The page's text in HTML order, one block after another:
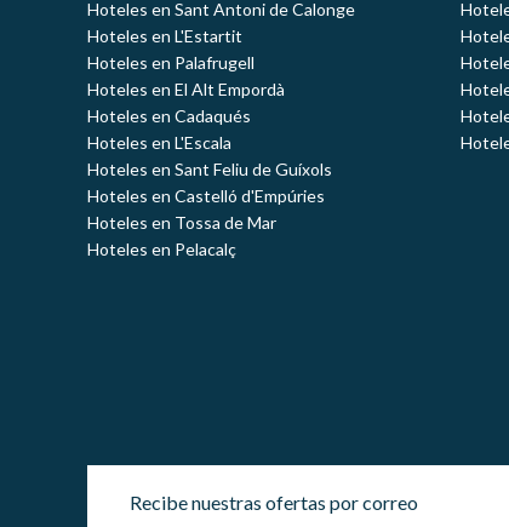
Hoteles en Sant Antoni de Calonge
Hoteles en L'Estartit
Hoteles en Palafrugell
Hoteles en El Alt Empordà
Hoteles en Cadaqués
Hoteles en L'Escala
Hoteles en Sant Feliu de Guíxols
Hoteles en Castelló d'Empúries
Hoteles en Tossa de Mar
Hoteles en Pelacalç
Recibe nuestras ofertas por correo